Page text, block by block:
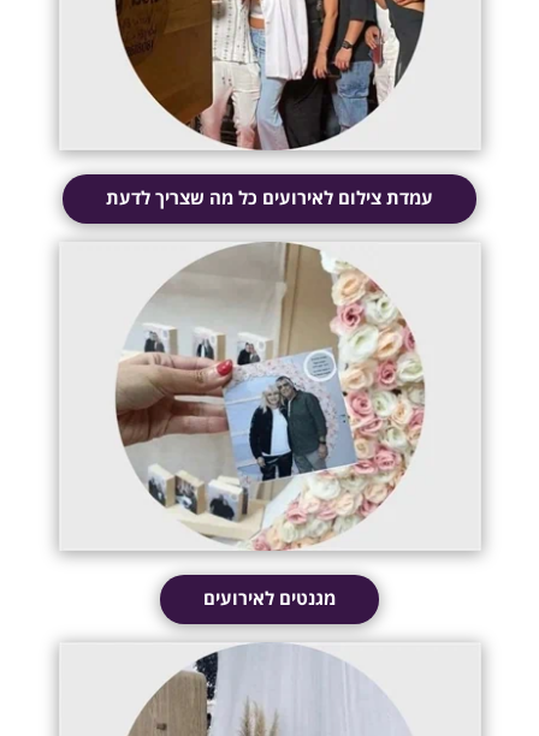
עמדת צילום לאירועים כל מה שצריך לדעת
מגנטים לאירועים